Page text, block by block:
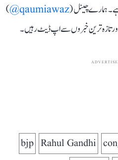
ہے۔ ہمارے چینل (qaumiawaz@
)
تازہ ترین خبروں سے اپ ڈیٹ رہیں۔
Rahul Gandhi
bjp